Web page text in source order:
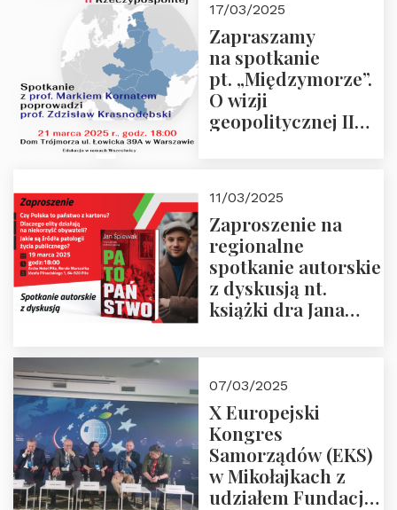
“Rosja-Niemcy…”
17/03/2025
Zapraszamy
na spotkanie
pt. „Międzymorze”.
O wizji
geopolitycznej II
i prof.
Krasnodębski
11/03/2025
Zaproszenie na
regionalne
spotkanie autorskie
z dyskusją nt.
książki dra Jana
07/03/2025
X Europejski
Kongres
Samorządów (EKS)
w Mikołajkach z
udziałem Fundacji